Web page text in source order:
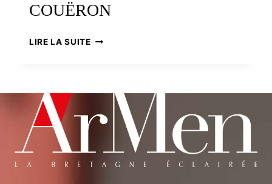
COUËRON
LIRE LA SUITELE